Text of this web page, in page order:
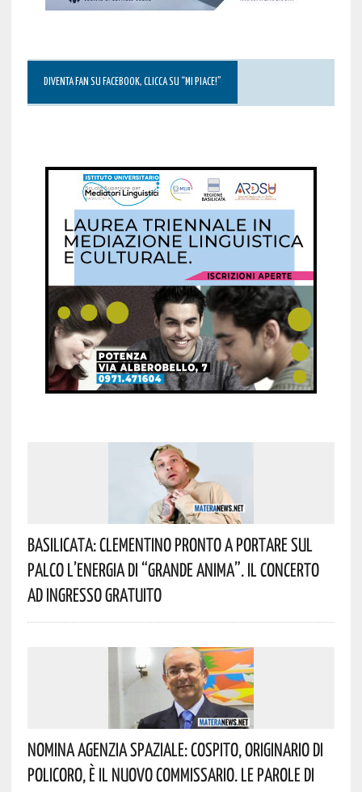
DIVENTA FAN SU FACEBOOK, CLICCA SU “MI PIACE!”
Basilicata: Clementino Pronto A Portare Sul
Palco L’energia Di “Grande Anima”. Il Concerto
Ad Ingresso Gratuito
Nomina Agenzia Spaziale: Cospito, Originario Di
Policoro, È Il Nuovo Commissario. Le Parole Di